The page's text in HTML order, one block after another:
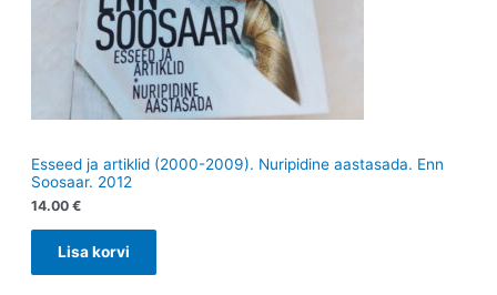
Esseed ja artiklid (2000-2009). Nuripidine aastasada. Enn
Soosaar. 2012
14.00 €
Lisa korvi